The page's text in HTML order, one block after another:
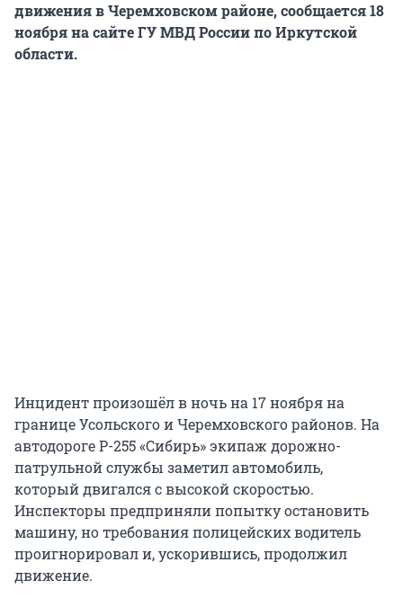
движения в Черемховском районе, сообщается 18
ноября на сайте ГУ МВД России по Иркутской
области.
Инцидент произошёл в ночь на 17 ноября на
границе Усольского и Черемховского районов. На
автодороге Р-255 «Сибирь» экипаж дорожно-
патрульной службы заметил автомобиль,
который двигался с высокой скоростью.
Инспекторы предприняли попытку остановить
машину, но требования полицейских водитель
проигнорировал и, ускорившись, продолжил
движение.